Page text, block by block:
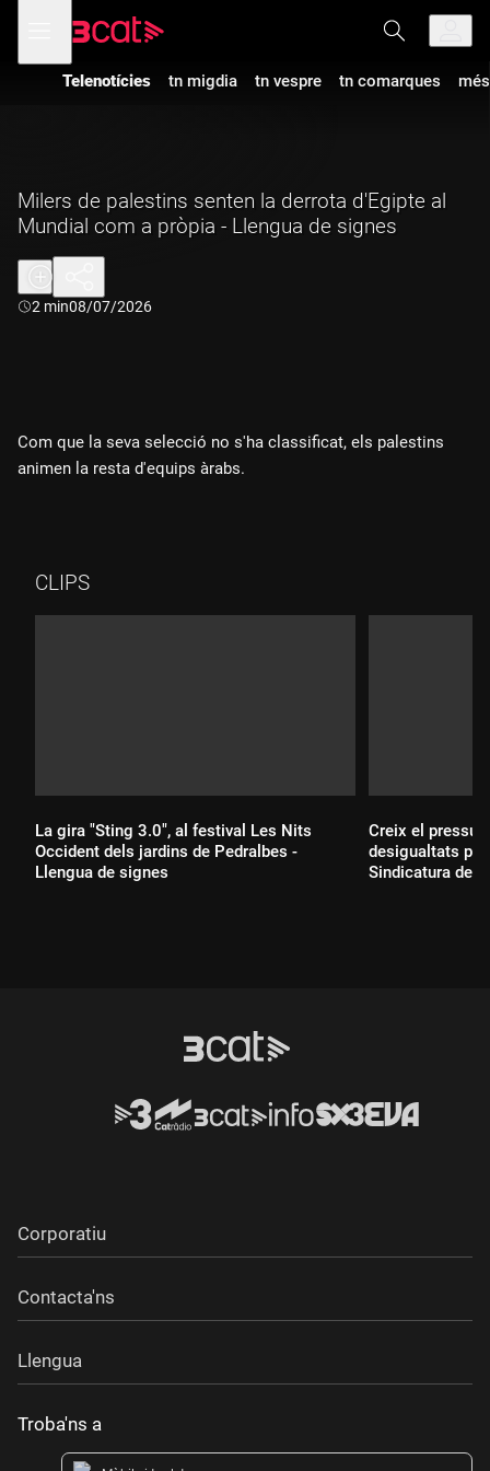
navegació
menú
de
Telenotícies tn migdia tn vespre tn comarques
Milers de palestins senten la derrota d'Egipte al
Mundial com a pròpia - Llengua de signes
Durada:
2 min08/07/2026
Com que la seva selecció no s'ha classificat, els palestins
animen la resta d'equips àrabs.
CLIPS
La gira "Sting 3.0", al festival Les Nits
Occident dels jardins de Pedralbes -
Llengua de signes
Creix el
desigualtats
Sindicatura de
Corporatiu
Contacta'ns
Llengua
Troba'ns a